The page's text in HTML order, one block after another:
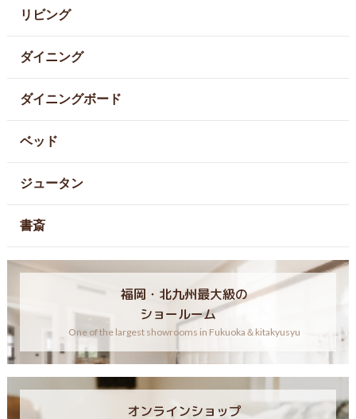
リビング
ダイニング
ダイニングボード
ベッド
ジュータン
書斎
福岡・北九州最大級の
ショールーム
One of the largest showrooms in Fukuoka＆kitakyusyu
オンラインショップ